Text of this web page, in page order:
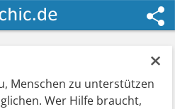
×
Menschen zu unterstützen
Wer Hilfe braucht,